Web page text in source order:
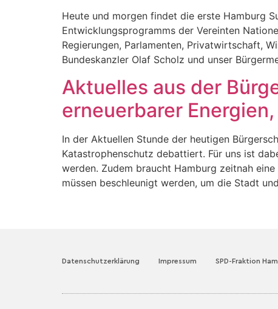
Heute und morgen findet die erste Hamburg
Entwicklungsprogramms der Vereinten
Regierungen, Parlamenten, Privatwirtschaft,
Bundeskanzler Olaf Scholz und unser
Aktuelles aus der
erneuerbarer
In der Aktuellen Stunde der heutigen
Katastrophenschutz debattiert. Für uns ist
werden. Zudem braucht Hamburg zeitnah
müssen beschleunigt werden, um die Stadt
Datenschutzerklärung Impressum SPD-Fraktion